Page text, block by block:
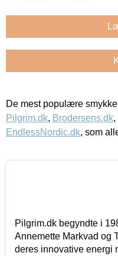
De mest populære
Pilgrim.dk, Brodersens.dk,
EndlessNordic.dk, som
Pilgrim.dk begyndte i
Annemette Markvad og
deres innovative energi